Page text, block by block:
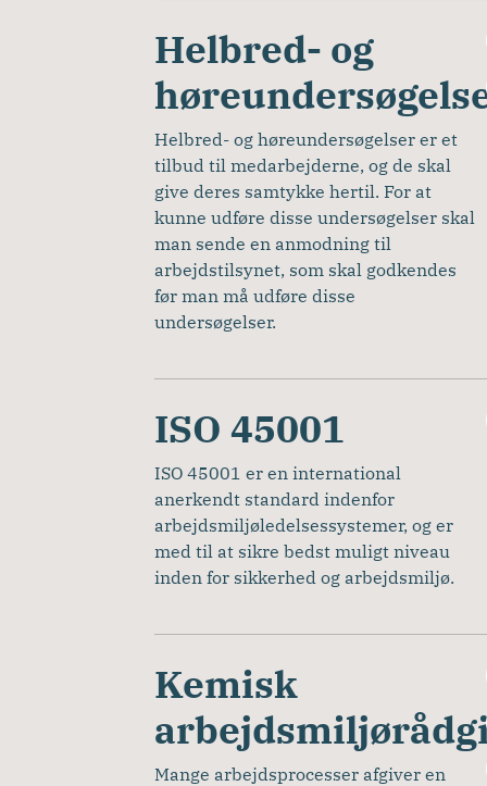
Helbred- og
Helbred- og høreundersøgelser er et
tilbud til medarbejderne, og de skal
give deres samtykke hertil. For at
kunne udføre disse undersøgelser skal
man sende en anmodning til
arbejdstilsynet, som skal godkendes
før man må udføre disse
undersøgelser.
ISO 45001
ISO 45001 er en international
anerkendt standard indenfor
arbejdsmiljøledelsessystemer, og er
med til at sikre bedst muligt niveau
inden for sikkerhed og arbejdsmiljø.
Kemisk
Mange arbejdsprocesser afgiver en